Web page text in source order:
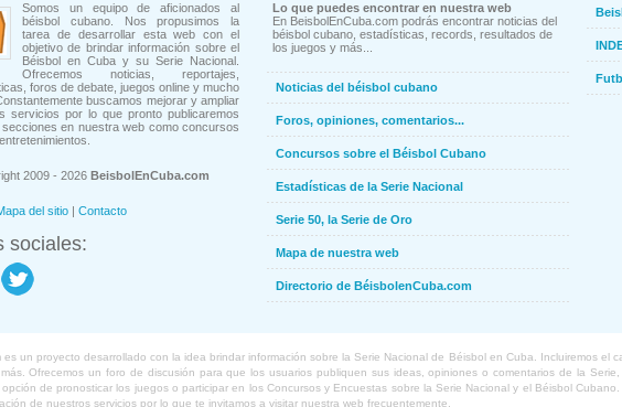
Somos un equipo de aficionados al
béisbol cubano. Nos propusimos la
tarea de desarrollar esta web con el
objetivo de brindar información sobre el
Béisbol en Cuba y su Serie Nacional.
Ofrecemos noticias, reportajes,
foros de debate, juegos online y mucho
buscamos mejorar y ampliar
servicios por lo que pronto publicaremos
en nuestra web como concursos
2009 - 2026 BeisbolEnCuba.com
del sitio | Contacto
sociales:
Lo que puedes encontrar en nuestra web
En BeisbolEnCuba.com podrás encontrar noticias del
béisbol cubano, estadísticas, records, resultados de
los juegos y más...
Noticias del béisbol cubano
Foros, opiniones, comentarios...
Concursos sobre el Béisbol Cubano
Estadísticas de la Serie Nacional
Serie 50, la Serie de Oro
Mapa de nuestra web
Directorio de BéisbolenCuba.com
es un proyecto desarrollado con la idea brindar información sobre la Serie Nacional de Béisbol en Cuba. Incluiremos el
Ofrecemos un foro de discusión para que los usuarios publiquen sus ideas, opiniones o comentarios de la
opción de pronosticar los juegos o participar en los Concursos y Encuestas sobre la Serie Nacional y el Béisbol
de nuestros servicios por lo que te invitamos a visitar nuestra web frecuentemente.